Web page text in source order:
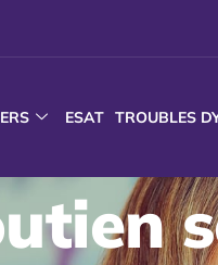
ESAT TROUBLES